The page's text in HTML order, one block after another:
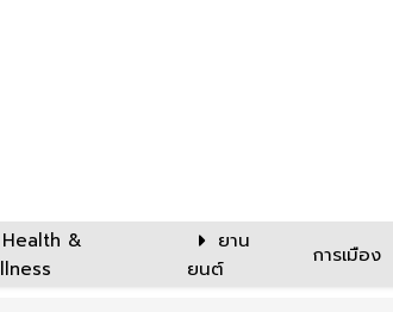
Health &
ยาน
ยนต์
การเมือง